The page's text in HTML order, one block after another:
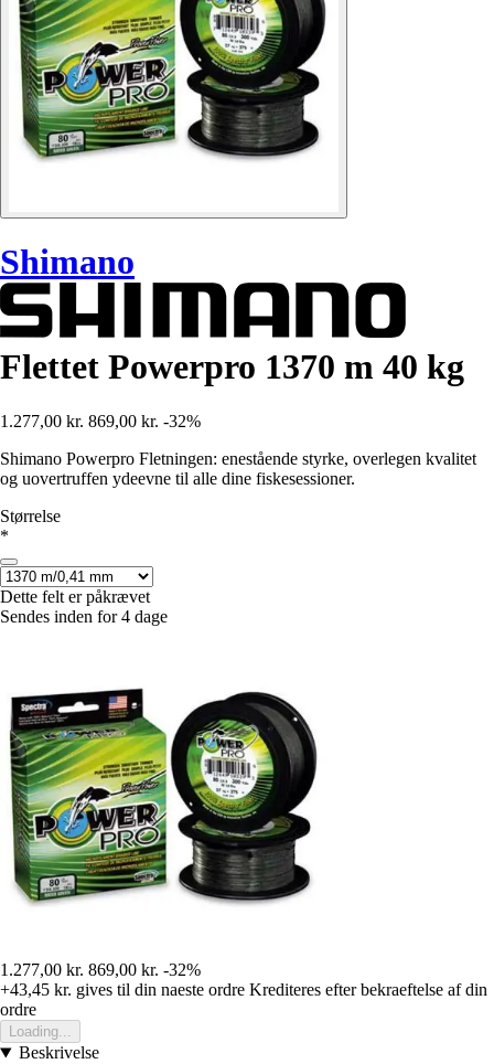
Shimano
Flettet Powerpro 1370 m 40 kg
1.277,00 kr. 869,00 kr. -32%
Shimano Powerpro Fletningen: enestående styrke, overlegen kvalitet
og uovertruffen ydeevne til alle dine fiskesessioner.
Størrelse
*
Dette felt er påkrævet
Sendes inden for 4 dage
1.277,00 kr. 869,00 kr. -32%
+43,45 kr. gives til din naeste ordre Krediteres efter bekraeftelse af din
ordre
Loading...
Beskrivelse